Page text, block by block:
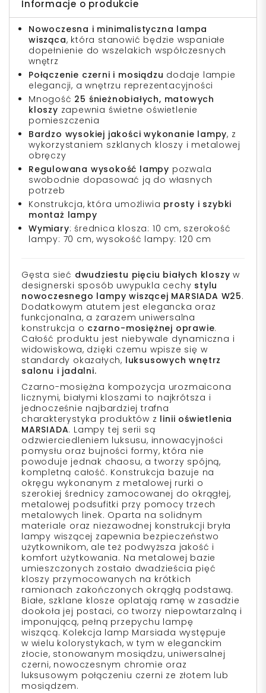
Informacje o produkcie
Nowoczesna i minimalistyczna lampa
wisząca, która stanowić będzie wspaniałe
dopełnienie do wszelakich współczesnych
wnętrz
Połączenie czerni i mosiądzu dodaje lampie
elegancji, a wnętrzu reprezentacyjności
Mnogość 25 śnieżnobiałych, matowych
kloszy zapewnia świetne oświetlenie
pomieszczenia
Bardzo wysokiej jakości wykonanie lampy, z
wykorzystaniem szklanych kloszy i metalowej
obręczy
Regulowana wysokość lampy pozwala
swobodnie dopasować ją do własnych
potrzeb
Konstrukcja, która umożliwia prosty i szybki
montaż lampy
Wymiary: średnica klosza: 10 cm, szerokość
lampy: 70 cm, wysokość lampy: 120 cm
Gęsta sieć dwudziestu pięciu białych kloszy w
designerski sposób uwypukla cechy stylu
nowoczesnego lampy wiszącej MARSIADA W25.
Dodatkowym atutem jest elegancka oraz
funkcjonalna, a zarazem uniwersalna
konstrukcja o czarno-mosiężnej oprawie.
Całość produktu jest niebywale dynamiczna i
widowiskowa, dzięki czemu wpisze się w
standardy okazałych, luksusowych wnętrz
salonu i jadalni.
Czarno-mosiężna kompozycja urozmaicona
licznymi, białymi kloszami to najkrótsza i
jednocześnie najbardziej trafna
charakterystyka produktów z linii oświetlenia
MARSIADA. Lampy tej serii są
odzwierciedleniem luksusu, innowacyjności
pomysłu oraz bujności formy, która nie
powoduje jednak chaosu, a tworzy spójną,
kompletną całość. Konstrukcja bazuje na
okręgu wykonanym z metalowej rurki o
szerokiej średnicy zamocowanej do okrągłej,
metalowej podsufitki przy pomocy trzech
metalowych linek. Oparta na solidnym
materiale oraz niezawodnej konstrukcji bryła
lampy wiszącej zapewnia bezpieczeństwo
użytkownikom, ale też podwyższa jakość i
komfort użytkowania. Na metalowej bazie
umieszczonych zostało dwadzieścia pięć
kloszy przymocowanych na krótkich
ramionach zakończonych okrągłą podstawą.
Białe, szklane klosze oplatają ramę w zasadzie
dookoła jej postaci, co tworzy niepowtarzalną i
imponującą, pełną przepychu lampę
wiszącą. Kolekcja lamp Marsiada występuje
w wielu kolorystykach, w tym w eleganckim
złocie, stonowanym mosiądzu, uniwersalnej
czerni, nowoczesnym chromie oraz
luksusowym połączeniu czerni ze złotem lub
mosiądzem.